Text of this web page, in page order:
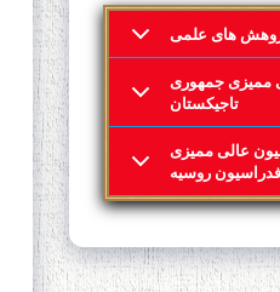
های علمی
ممیزی جمهوری
تاجیکستان
عالی ممیزی
فدراسیون روسیه